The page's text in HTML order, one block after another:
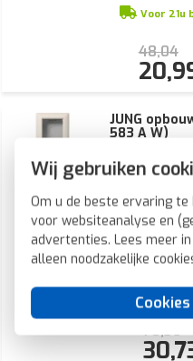
Wij gebruiken
Om u de beste ervaring te
voor websiteanalyse en
advertenties. Lees meer
alleen noodzakelijke
Voor 21u
48,04
JUNG
583 A W)
JUNG 3-
afdekkingen uit
uitgezonderde
x 47 mm.
vlamwerende
Voorraad:
Voor 21u
70,36